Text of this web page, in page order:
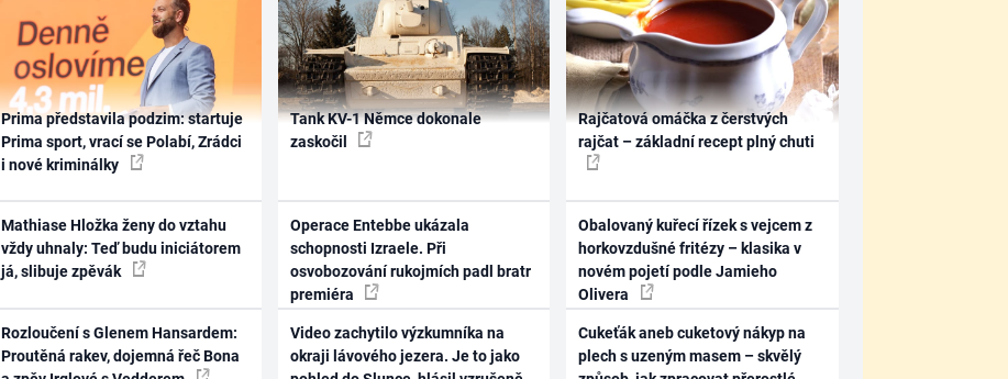
Prima představila podzim: startuje
Prima sport, vrací se Polabí, Zrádci
i nové kriminálky
Mathiase Hložka ženy do vztahu
vždy uhnaly: Teď budu iniciátorem
já, slibuje zpěvák
Rozloučení s Glenem Hansardem:
Proutěná rakev, dojemná řeč Bona
Tank KV-1 Němce dokonale
zaskočil
Operace Entebbe ukázala
schopnosti Izraele. Při
osvobozování rukojmích padl bratr
premiéra
Video zachytilo výzkumníka na
okraji lávového jezera. Je to jako
Rajčatová omáčka z čerstvých
rajčat – základní recept plný chuti
Obalovaný kuřecí řízek s vejcem z
horkovzdušné fritézy – klasika v
novém pojetí podle Jamieho
Olivera
Cukeťák aneb cuketový nákyp na
plech s uzeným masem – skvělý